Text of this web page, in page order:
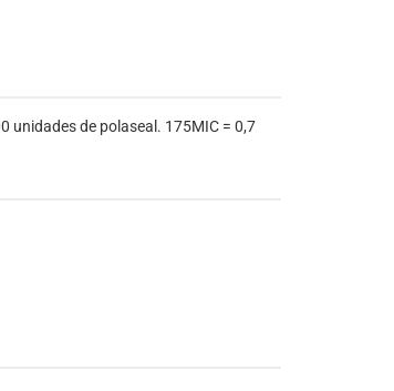
unidades de polaseal. 175MIC = 0,7